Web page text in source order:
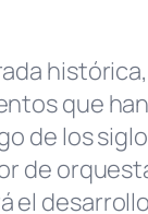
que
de los
de
el